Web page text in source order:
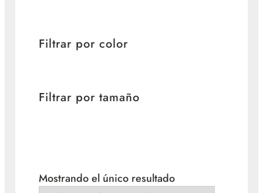
Filtrar por color
Filtrar por tamaño
Mostrando el único resultado